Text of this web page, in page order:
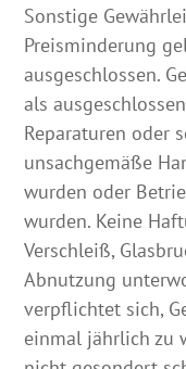
Sonstige
Preisminderung
ausgeschlossen.
als
Reparaturen oder
unsachgemäße
wurden oder
wurden. Keine
Verschleiß,
Abnutzung
verpflichtet sich,
einmal jährlich zu